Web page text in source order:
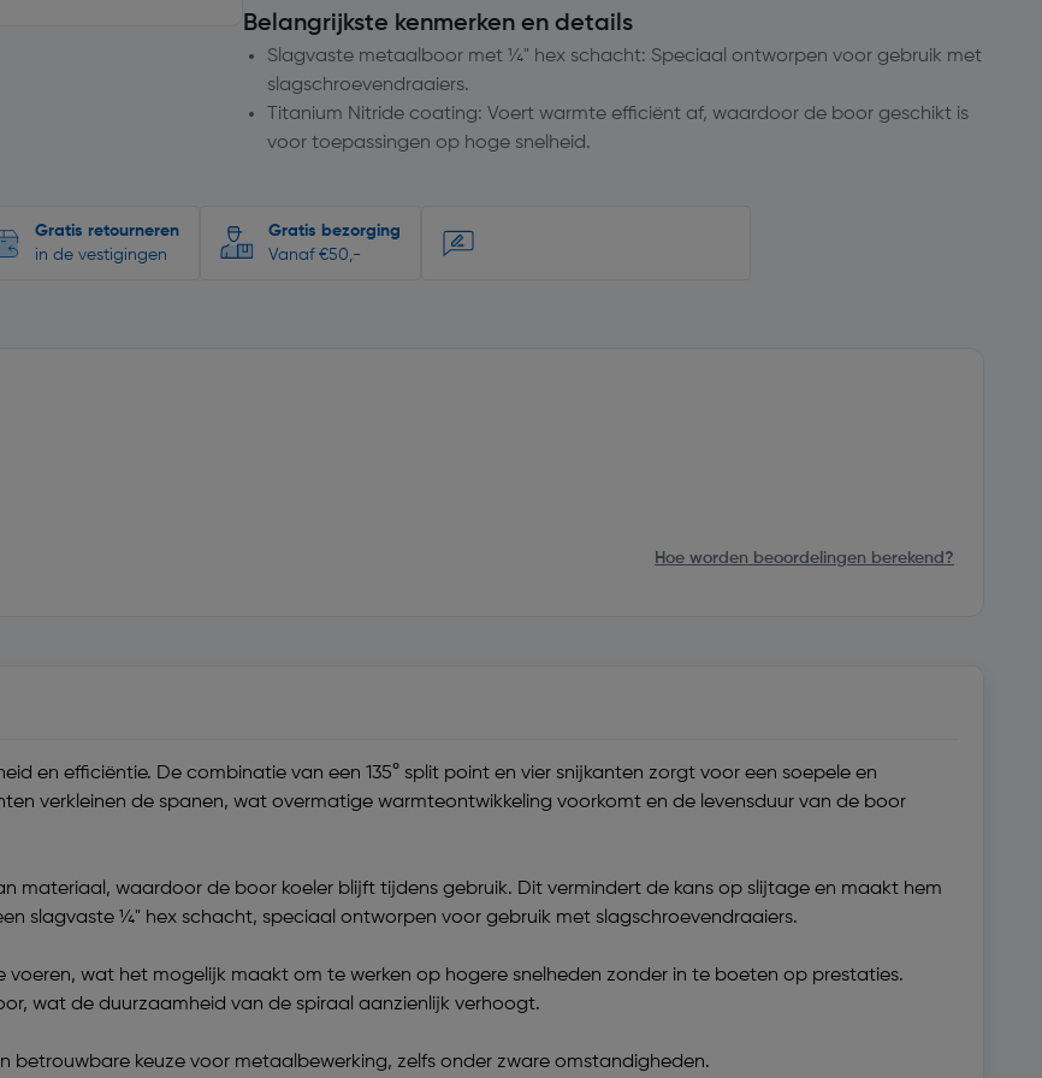
Belangrijkste kenmerken en details
Slagvaste metaalboor met ¼" hex schacht: Speciaal ontworpen voor gebruik met
slagschroevendraaiers.
Titanium Nitride coating: Voert warmte efficiënt af, waardoor de boor geschikt is
voor toepassingen op hoge snelheid.
Gratis retourneren
in de vestigingen
Gratis bezorging
Vanaf €50,-
Hoe worden beoordelingen berekend?
en efficiëntie. De combinatie van een 135° split point en vier snijkanten zorgt voor een soepele en
verkleinen de spanen, wat overmatige warmteontwikkeling voorkomt en de levensduur van de boor
materiaal, waardoor de boor koeler blijft tijdens gebruik. Dit vermindert de kans op slijtage en maakt hem
slagvaste ¼" hex schacht, speciaal ontworpen voor gebruik met slagschroevendraaiers.
wat het mogelijk maakt om te werken op hogere snelheden zonder in te boeten op prestaties.
wat de duurzaamheid van de spiraal aanzienlijk verhoogt.
keuze voor metaalbewerking, zelfs onder zware omstandigheden.